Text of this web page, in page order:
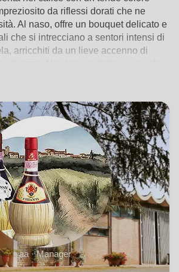
da riflessi dorati che ne
Al naso, offre un bouquet delicato e
che si intrecciano a sentori intensi di
arricchiti da un lieve accenno di
e struttura equilibrata, con una
tipico di questo vino.
→
aa · Manager